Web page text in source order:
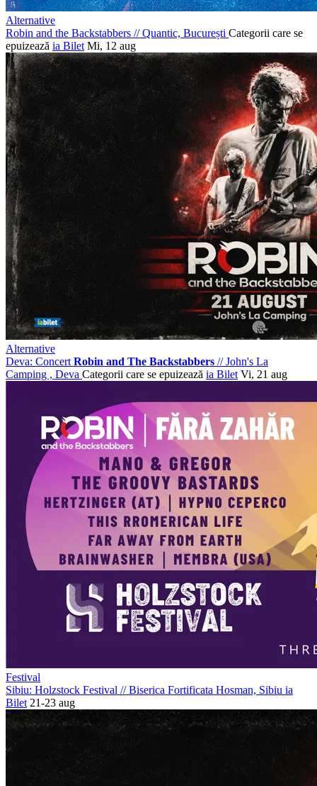
Alternative
Robin and the Backstabbers //Quantic, București Categorii care se
epuizează ia Bilet Mi, 12 aug
Alternative
Deva: Concert Robin and The Backstabbers //John's La
Camping , Deva Categorii care se epuizează ia Bilet Vi, 21 aug
Festival
Sibiu: Holzstock Festival //Biserica Fortificata Hosman, Sibiu ia
Bilet 21-23 aug